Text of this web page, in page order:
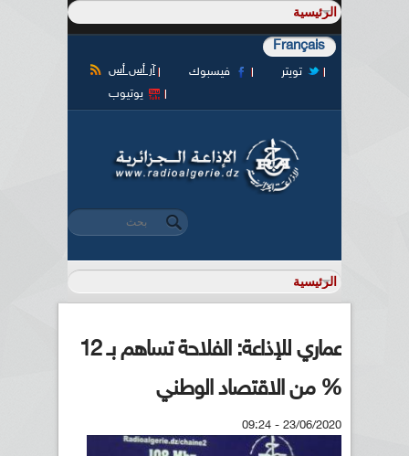
Français
آر أس أس فيسبوك
تويتر
يوتيوب
استمارة البحث
‏بحث ‏
عماري للإذاعة: الفلاحة تساهم بـ 12
% من الاقتصاد الوطني
23/06/2020 - 09:24